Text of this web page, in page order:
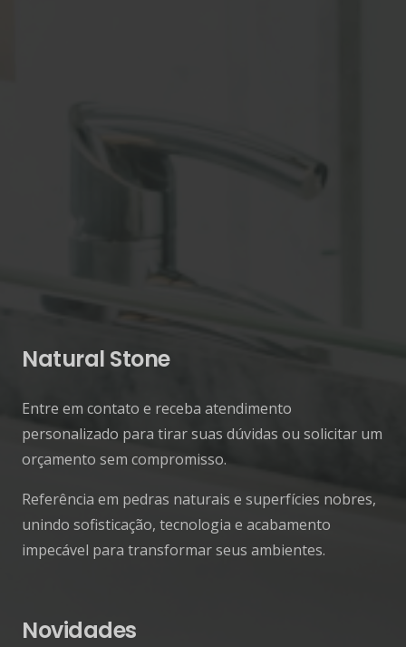
Natural Stone
Entre em contato e receba atendimento
personalizado para tirar suas dúvidas ou solicitar um
orçamento sem compromisso.
Referência em pedras naturais e superfícies nobres,
unindo sofisticação, tecnologia e acabamento
impecável para transformar seus ambientes.
Novidades